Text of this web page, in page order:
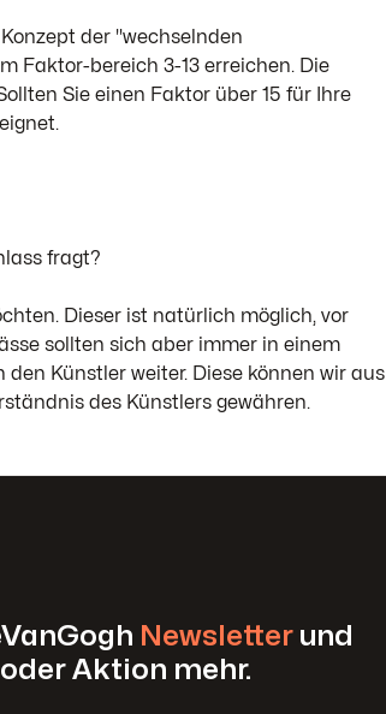
der "wechselnden
Faktor-bereich 3-13 erreichen. Die
Sie einen Faktor über 15 für Ihre
fragt?
Dieser ist natürlich möglich, vor
sollten sich aber immer in einem
Künstler weiter. Diese können wir aus
des Künstlers gewähren.
Newsletterund
Aktion mehr.